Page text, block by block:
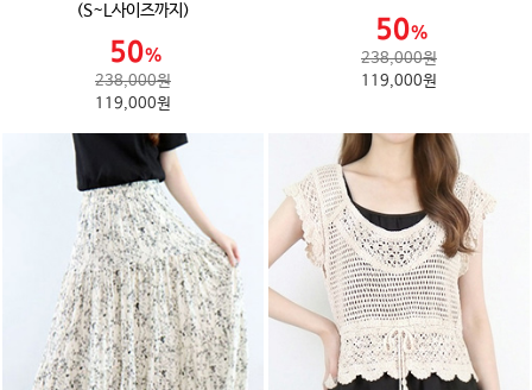
(S~L사이즈까지)
238,000원
119,000원
238,000원
119,000원